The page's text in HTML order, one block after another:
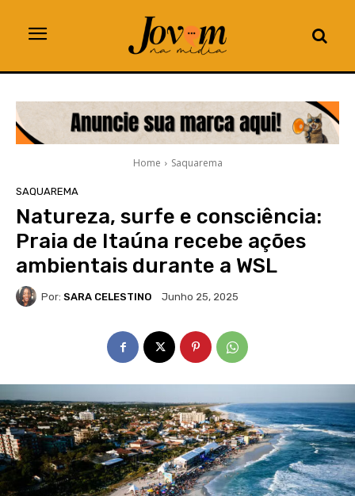
Home Saquarema
SAQUAREMA
Natureza, surfe e consciência:
Praia de Itaúna recebe ações
ambientais durante a WSL
Por: SARA CELESTINO Junho 25, 2025